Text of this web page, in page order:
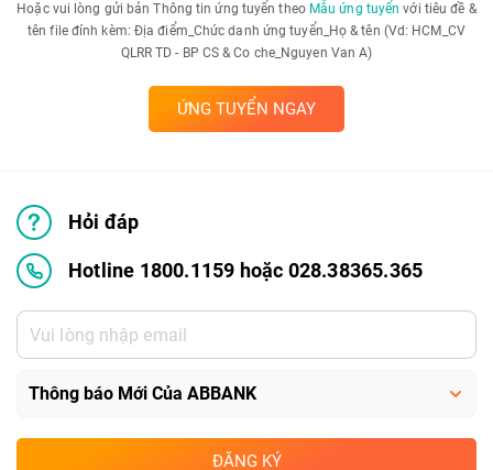
Hoặc vui lòng gửi bản Thông tin ứng tuyển theo Mẫu ứng tuyển với tiêu đề &
tên file đính kèm: Địa điểm_Chức danh ứng tuyển_Họ & tên (Vd: HCM_CV
QLRR TD - BP CS & Co che_Nguyen Van A)
ỨNG TUYỂN NGAY
Hỏi đáp
Hotline 1800.1159 hoặc 028.38365.365
ĐĂNG KÝ